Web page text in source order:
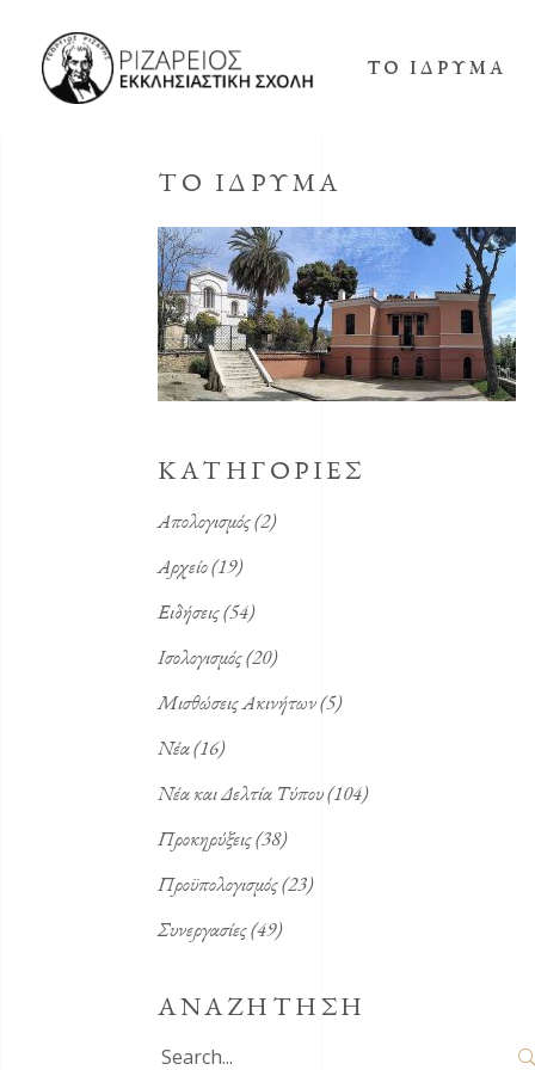
ΤΟ ΊΔΡΥΜΑ
ΤΟ ΙΔΡΥΜΑ
ΚΑΤΗΓΟΡΙΕΣ
Απολογισμός(2)
Αρχείο(19)
Ειδήσεις(54)
Ισολογισμός(20)
Μισθώσεις Ακινήτων(5)
Νέα(16)
Νέα και Δελτία Τύπου(104)
Προκηρύξεις(38)
Προϋπολογισμός(23)
Συνεργασίες(49)
ΑΝΑΖΗΤΗΣΗ
Search